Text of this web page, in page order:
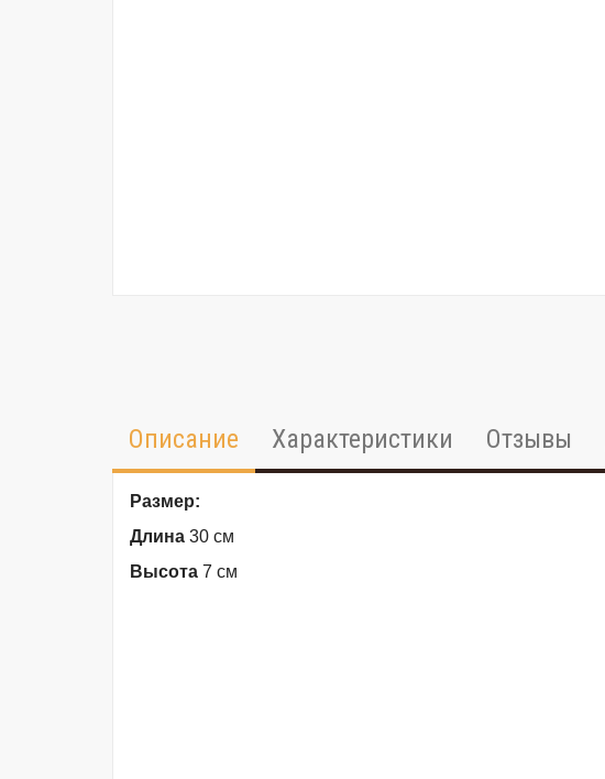
Описание Характеристики Отзывы
Размер:
Длина 30 см
Высота 7 см